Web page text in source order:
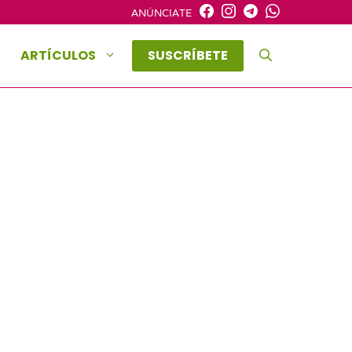
ANÚNCIATE
ARTÍCULOS SUSCRÍBETE